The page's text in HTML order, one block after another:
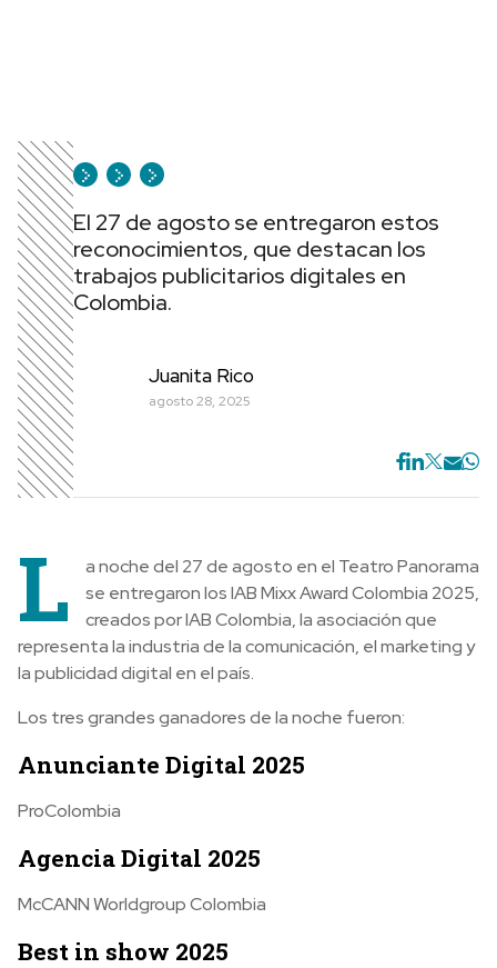
El 27 de agosto se entregaron estos
reconocimientos, que destacan los
trabajos publicitarios digitales en
Colombia.
Juanita Rico
agosto 28, 2025
L
a noche del 27 de agosto en el Teatro Panorama
se entregaron los IAB Mixx Award Colombia 2025,
creados por IAB Colombia, la asociación que
representa la industria de la comunicación, el marketing y
la publicidad digital en el país.
Los tres grandes ganadores de la noche fueron:
Anunciante Digital 2025
ProColombia
Agencia Digital 2025
McCANN Worldgroup Colombia
Best in show 2025